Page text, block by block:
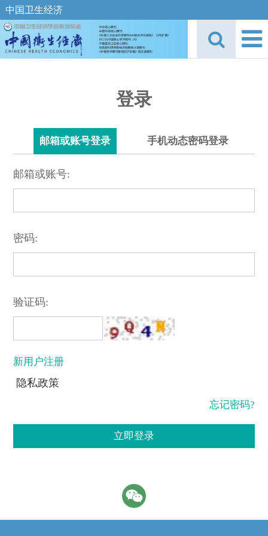
中国卫生经济
登录
邮箱或账号登录 手机动态密码登录
邮箱或账号:
密码:
验证码:
新用户注册
隐私政策
忘记密码?
立即登录